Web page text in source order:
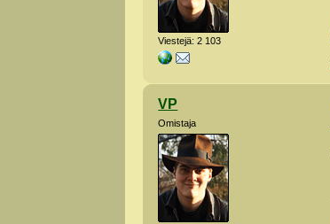
Viestejä: 2 103
VP
Omistaja